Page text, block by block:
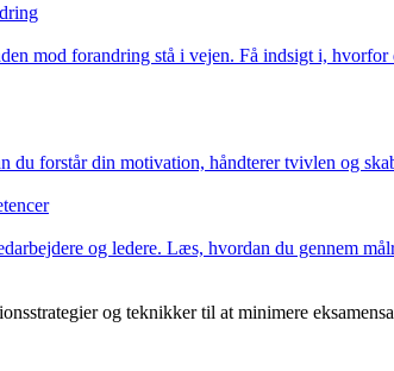
mod forandring stå i vejen. Få indsigt i,
forstår din motivation, håndterer tvivlen og
og ledere. Læs, hvordan du gennem
og teknikker til at minimere